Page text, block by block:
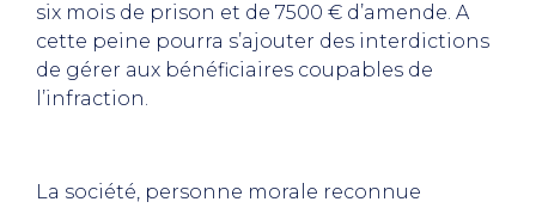
six mois de prison et de 7500 € d’amende. A
cette peine pourra s’ajouter des interdictions
de gérer aux bénéficiaires coupables de
l’infraction.
La société, personne morale reconnue